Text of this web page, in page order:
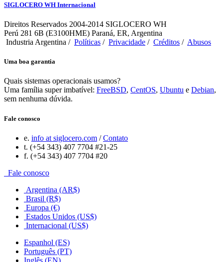
SIGLOCERO WH Internacional
Direitos Reservados 2004-2014 SIGLOCERO WH
Perú 281 6B (E3100HME) Paraná, ER, Argentina
Industria Argentina / Políticas / Privacidade / Créditos / Abusos
Uma boa garantia
Quais sistemas operacionais usamos?
Uma família super imbatível: FreeBSD, CentOS, Ubuntu e Debian,
sem nenhuma dúvida.
Fale conosco
e. info at siglocero.com /Contato
t. (+54 343) 407 7704 #21-25
f. (+54 343) 407 7704 #20
Fale conosco
Argentina (AR$)
Brasil (R$)
Europa (€)
Estados Unidos (US$)
Internacional (US$)
Espanhol (ES)
Português (PT)
Inglês (EN)